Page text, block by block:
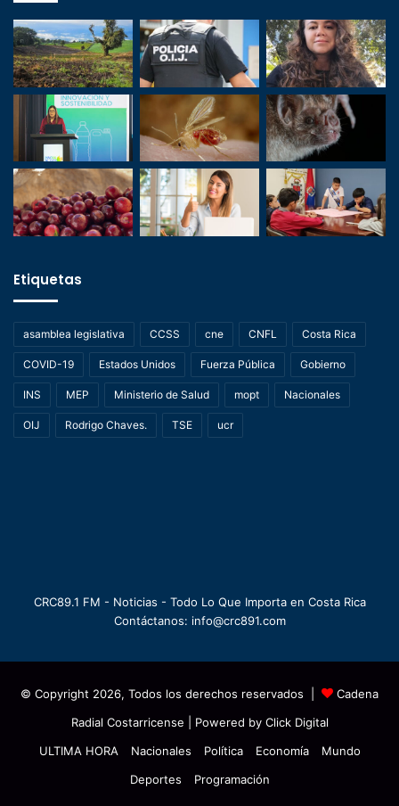
Etiquetas
asamblea legislativa CCSS cne CNFL Costa Rica
COVID-19 Estados Unidos Fuerza Pública Gobierno
INS MEP Ministerio de Salud mopt Nacionales
OIJ Rodrigo Chaves. TSE ucr
CRC89.1 FM - Noticias - Todo Lo Que Importa en Costa Rica
Contáctanos: info@crc891.com
© Copyright 2026, Todos los derechos reservados |
Cadena
Radial Costarricense | Powered by Click Digital
ULTIMA HORA
Nacionales Política Economía
Mundo
Deportes
Programación